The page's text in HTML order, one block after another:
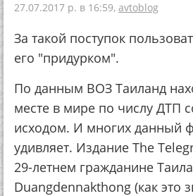
27.07.2017 р. в 16:59, avtoblog
За такой поступок
его "придурком".
По данным ВОЗ Таиланд
месте в мире по числу ДТП
исходом. И многих данный
удивляет. Издание The
29-летнем гражданине
Duangdennakthong (как это